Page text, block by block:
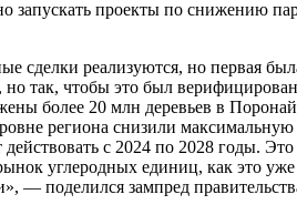
запускать проекты по снижению
сделки реализуются, но первая
так, чтобы это был
более 20 млн деревьев в
региона снизили максимальную
с 2024 по 2028 годы.
углеродных единиц, как это
— поделился зампред